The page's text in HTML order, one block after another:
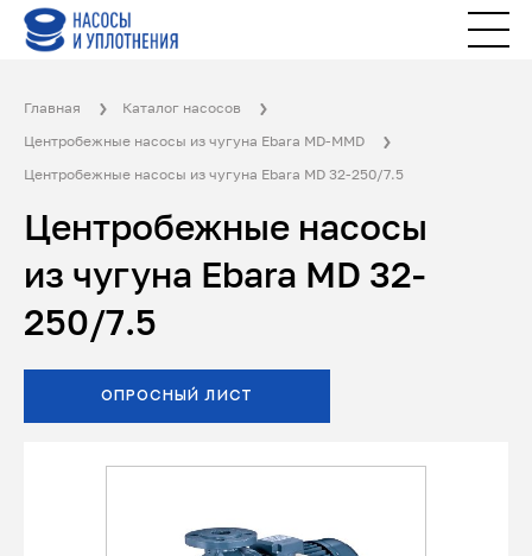
Главная
Каталог насосов
Центробежные насосы из чугуна Ebara MD-MMD
Центробежные насосы из чугуна Ebara MD 32-250/7.5
Центробежные насосы
из чугуна Ebara MD 32-
250/7.5
ОПРОСНЫЙ ЛИСТ